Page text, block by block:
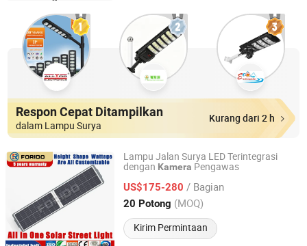
Respon Cepat Ditampilkan
dalam Lampu Surya
Kurang dari 2 h
Lampu Jalan Surya LED Terintegrasi
dengan Kamera Pengawas
US$175-280 / Bagian
20 Potong (MOQ)
Kirim Permintaan
Yangzhou Forido Photoelectric Technology Co., Ltd.
Jiangsu, China Harga mulai 2024